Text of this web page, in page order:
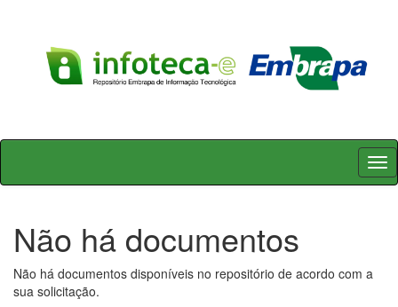
Skip
Não há documentos
Não há documentos disponíveis no repositório de acordo com a
sua solicitação.